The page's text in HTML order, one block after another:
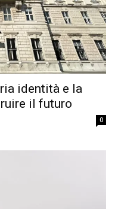
identità e la
il futuro
0